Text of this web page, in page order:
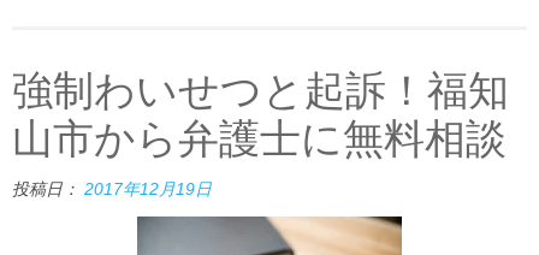
強制わいせつと起訴！福知
山市から弁護士に無料相談
投稿日： 2017年12月19日